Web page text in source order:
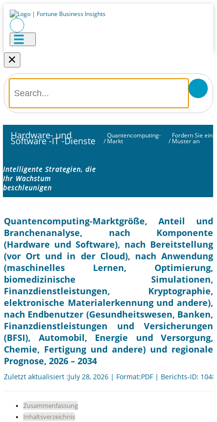
×
Hardware- und
Software -IT -Dienste /
Quantencomputing-
Markt /
Fordern Sie ein
Muster an
Intelligente Strategien, die
Ihr Wachstum
beschleunigen
Quantencomputing-Marktgröße, Anteil und
Branchenanalyse, nach Komponente
(Hardware und Software), nach Bereitstellung
(vor Ort und in der Cloud), nach Anwendung
(maschinelles Lernen, Optimierung,
biomedizinische Simulationen,
Finanzdienstleistungen, Kryptographie,
elektronische Materialerkennung und andere),
nach Endbenutzer (Gesundheitswesen, Banken,
Finanzdienstleistungen und Versicherungen
(BFSI), Automobil, Energie und Versorgung,
Chemie, Fertigung und andere) und regionale
Prognose, 2026 – 2034
Zuletzt aktualisiert :July 28, 2026 | Format:PDF | Berichts-ID:
Zusammenfassung
Inhaltsverzeichnis